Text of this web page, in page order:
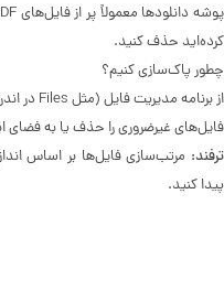
کرده‌اید حذف کنید.
چطور پاک‌سازی کنیم؟
از برنامه مدیریت فایل (مثل Files در اندروید یا Files در iOS) استفاده کنید.
فایل‌های غیرضروری را حذف یا به فضای
ترفند: مرتب‌سازی فایل‌ها بر اساس
پیدا کنید.